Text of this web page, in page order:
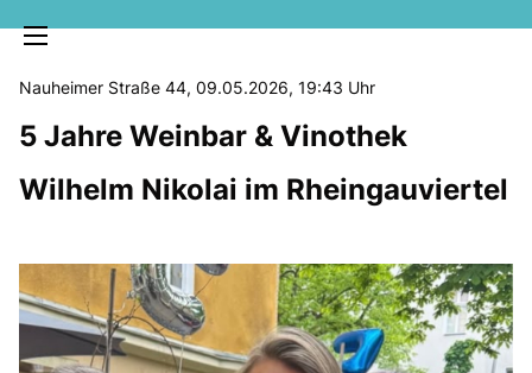
MELDUNGEN
SOZIALE MEDIEN
Nauheimer Straße 44, 09.05.2026, 19:43 Uhr
5 Jahre Weinbar & Vinothek
Wilhelm Nikolai im Rheingauviertel